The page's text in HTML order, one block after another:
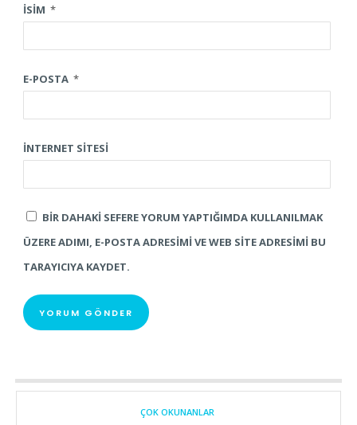
İSIM *
E-POSTA *
İNTERNET SITESI
BIR DAHAKI SEFERE YORUM YAPTIĞIMDA KULLANILMAK
ÜZERE ADIMI, E-POSTA ADRESIMI VE WEB SITE ADRESIMI BU
TARAYICIYA KAYDET.
ÇOK OKUNANLAR